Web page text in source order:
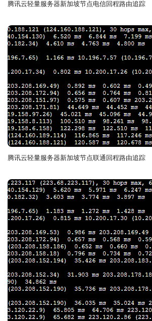
腾讯云轻量服务器新加坡节点电信回程路由追踪
腾讯云轻量服务器新加坡节点联通回程路由追踪